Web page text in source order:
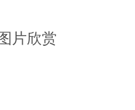
片欣赏